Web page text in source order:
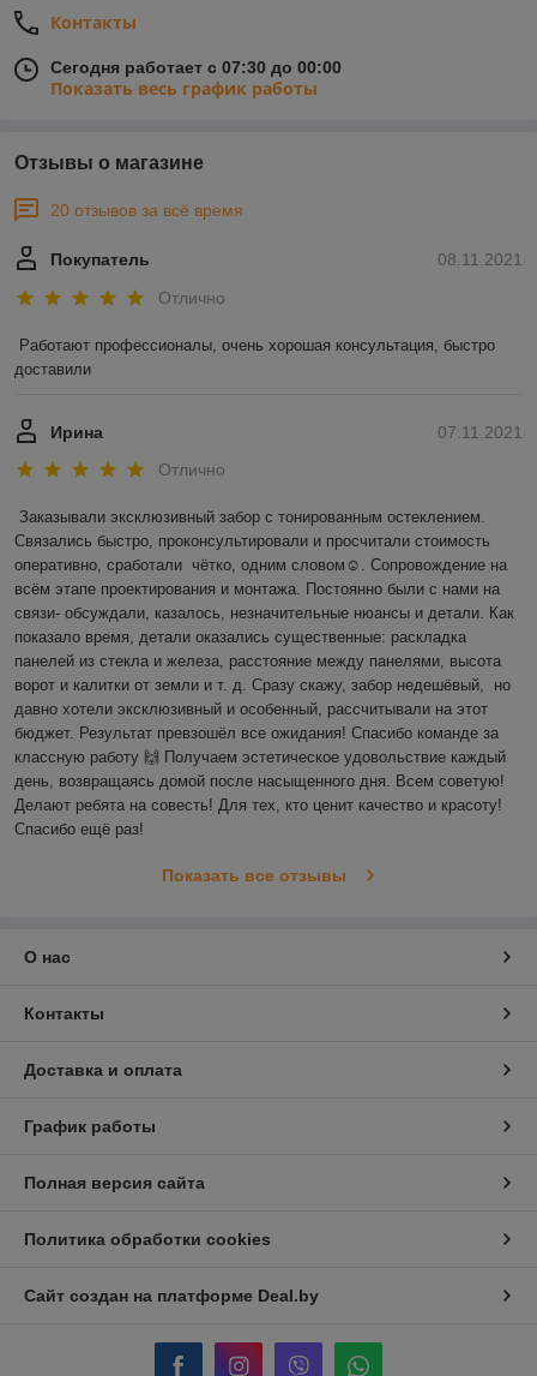
Контакты
Сегодня работает с 07:30 до 00:00
Показать весь график работы
Отзывы о магазине
20 отзывов за всё время
08.11.2021
Покупатель
Отлично
Работают профессионалы, очень хорошая консультация, быстро
доставили
07.11.2021
Ирина
Отлично
Заказывали эксклюзивный забор с тонированным остеклением.
Связались быстро, проконсультировали и просчитали стоимость
оперативно, сработали  чётко, одним словом☺️. Сопровождение на
всём этапе проектирования и монтажа. Постоянно были с нами на
связи- обсуждали, казалось, незначительные нюансы и детали. Как
показало время, детали оказались существенные: раскладка
панелей из стекла и железа, расстояние между панелями, высота
ворот и калитки от земли и т. д. Сразу скажу, забор недешёвый,  но
давно хотели эксклюзивный и особенный, рассчитывали на этот
бюджет. Результат превзошёл все ожидания! Спасибо команде за
классную работу 🙌 Получаем эстетическое удовольствие каждый
день, возвращаясь домой после насыщенного дня. Всем советую!
Делают ребята на совесть! Для тех, кто ценит качество и красоту!
Спасибо ещё раз!
Показать все отзывы
О нас
Контакты
Доставка и оплата
График работы
Полная версия сайта
Политика обработки cookies
Сайт создан на платформе Deal.by